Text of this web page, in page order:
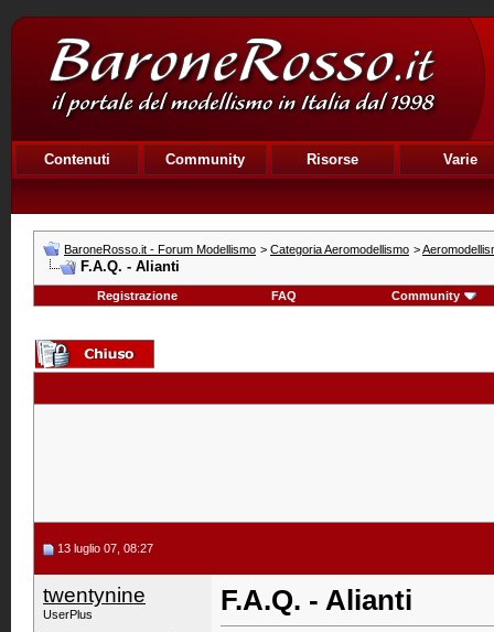
Contenuti Community Risorse Varie
BaroneRosso.it - Forum Modellismo > Categoria Aeromodellismo >
F.A.Q. - Alianti
Registrazione FAQ Community
13 luglio 07, 08:27
twentynine
UserPlus F.A.Q. - Alianti